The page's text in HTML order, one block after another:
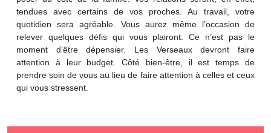
tendues avec certains de vos proches. Au travail, votre
quotidien sera agréable. Vous aurez même l’occasion de
relever quelques défis qui vous plairont. Ce n’est pas le
moment d’être dépensier. Les Verseaux devront faire
attention à leur budget. Côté bien-être, il est temps de
prendre soin de vous au lieu de faire attention à celles et ceux
qui vous stressent.